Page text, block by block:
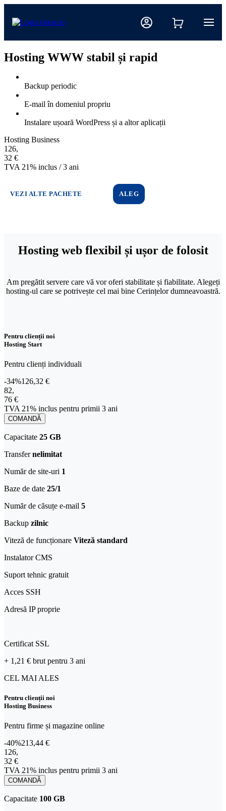
Hosting WWW stabil și rapid
Backup periodic
E-mail în domeniul propriu
Instalare ușoară WordPress și a altor aplicații
Hosting Business
126,32 € TVA 21% inclus / 3 ani
126,
32 €
TVA 21% inclus / 3 ani
VEZI ALTE PACHETE ALEG
Hosting web flexibil și ușor de folosit
Am pregătit servere care vă vor oferi stabilitate și fiabilitate.​ Alegeți
hosting-ul care se potrivește cel mai bine Cerințelor dumneavoastră.
Pentru clienții noi
Hosting Start
Pentru clienți individuali
-34%126,32 €
82,76 € TVA 21% inclus pentru primii 3 ani
82,
76 €
TVA 21% inclus pentru primii 3 ani
COMANDĂ
Capacitate 25 GB
Transfernelimitat
Număr de site-uri 1
Baze de date 25/1
Număr de căsuțe e-mail 5
Backup zilnic
Viteză de funcționare Viteză standard
Instalator CMS
Suport tehnic gratuit
Acces SSH
Adresă IP proprie
Certificat SSL
+ 1,21 € brut pentru 3 ani
CEL MAI ALES
Pentru clienții noi
Hosting Business
Pentru firme și magazine online
-40%213,44 €
126,32 € TVA 21% inclus pentru primii 3 ani
126,
32 €
TVA 21% inclus pentru primii 3 ani
COMANDĂ
Capacitate 100 GB